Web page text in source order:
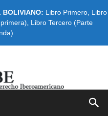
BOLIVIANO: Libro Primero Libro
Libro Tercero (Parte